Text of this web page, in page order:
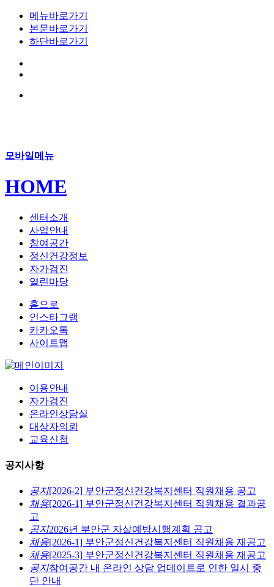
메뉴바로가기
본문바로가기
하단바로가기
모바일메뉴
HOME
센터소개
사업안내
참여공간
정신건강정보
자가검진
열린마당
홈으로
인스타그램
카카오톡
사이트맵
이용안내
자가검진
온라인상담실
대상자의뢰
교육신청
공지사항
공지[2026-2] 부안군정신건강복지센터 직원채용 공고
채용[2026-1] 부안군정신건강복지센터 직원채용 결과공
고
공지2026년 부안군 자살예방시행계획 공고
채용[2026-1] 부안군정신건강복지센터 직원채용 재공고
채용[2025-3] 부안군정신건강복지센터 직원채용 재공고
공지참여공간 내 온라인 상담 업데이트로 인한 일시 중
단 안내